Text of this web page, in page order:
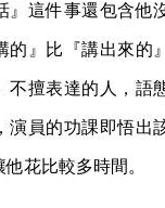
』這件事還包含他
的』比『講出來的
不擅表達的人，語
演員的功課即悟出
花比較多時間。